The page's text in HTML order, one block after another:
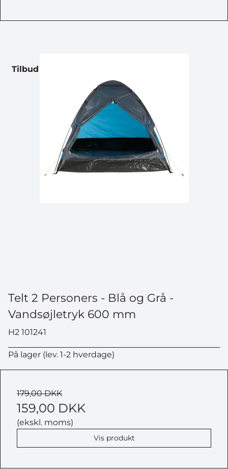
Tilbud
Telt 2 Personers - Blå og Grå -
Vandsøjletryk 600 mm
H2 101241
På lager (lev. 1-2 hverdage)
179,00 DKK
159,00 DKK
(ekskl. moms)
Vis produkt